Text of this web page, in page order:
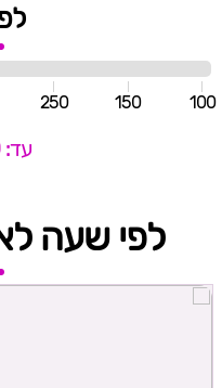
100
150
250
עד: 350 ש"ח
לפי שעה